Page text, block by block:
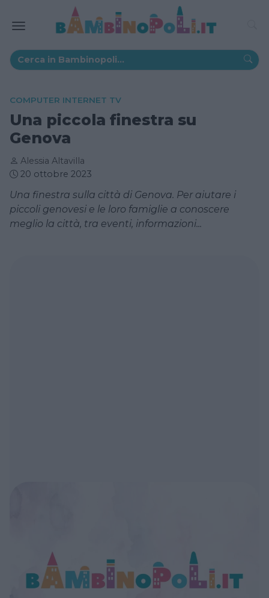
COMPUTER INTERNET TV
Una piccola finestra su
Genova
Alessia Altavilla
20 ottobre 2023
Una finestra sulla città di Genova. Per aiutare i
piccoli genovesi e le loro famiglie a conoscere
meglio la città, tra eventi, informazioni...